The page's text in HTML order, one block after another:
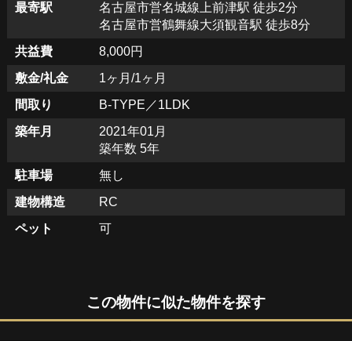
最寄駅
名古屋市営名城線上前津駅 徒歩2分
名古屋市営鶴舞線大須観音駅 徒歩8分
共益費
8,000円
敷金/礼金
1ヶ月/1ヶ月
間取り
B-TYPE／1LDK
築年月
2021年01月
築年数 5年
駐車場
無し
建物構造
RC
ペット
可
この物件に似た物件を探す